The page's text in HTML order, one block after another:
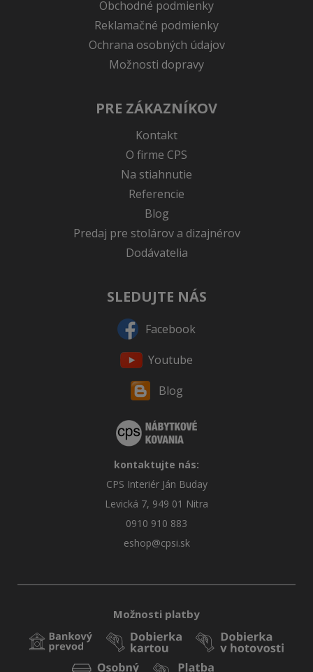
Obchodné podmienky
Reklamačné podmienky
Ochrana osobných údajov
Možnosti dopravy
PRE ZÁKAZNÍKOV
Kontakt
O firme CPS
Na stiahnutie
Referencie
Blog
Predaj pre stolárov a dizajnérov
Dodávatelia
SLEDUJTE NÁS
Facebook
Youtube
Blog
kontaktujte nás:
CPS Interiér Ján Buday
Levická 7, 949 01 Nitra
0910 910 883
eshop@cpsi.sk
Možnosti platby